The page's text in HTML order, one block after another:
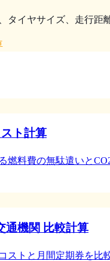
タイヤサイズ、走行距
ト計算
燃料費の無駄遣いと
通機関 比較計算
ストと月間定期券を比